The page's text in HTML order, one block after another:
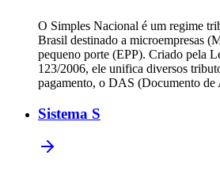
O Simples Nacional é um regime
Brasil destinado a microempresas
pequeno porte (EPP). Criado pela
123/2006, ele unifica diversos
pagamento, o DAS (Documento de
Sistema S